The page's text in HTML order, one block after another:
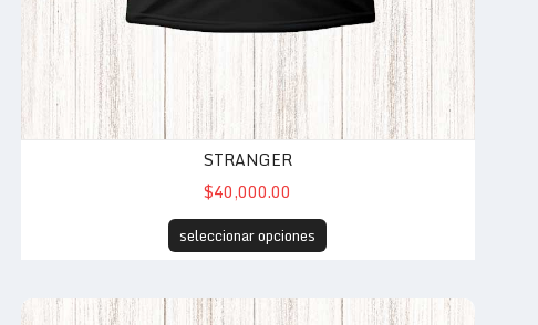
STRANGER
$40,000.00
seleccionar opciones
Automoviles